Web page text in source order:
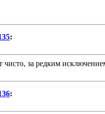
:
чисто, за редким
: